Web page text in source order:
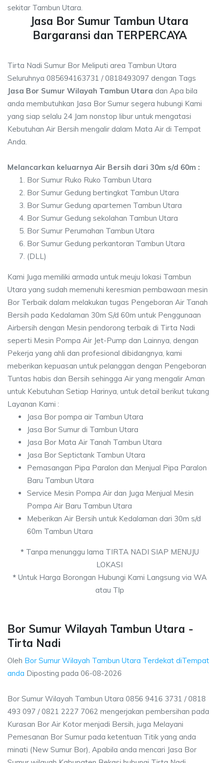
sekitar Tambun Utara.
Jasa Bor Sumur Tambun Utara
Bargaransi dan TERPERCAYA
Tirta Nadi Sumur Bor Meliputi area Tambun Utara
Seluruhnya 085694163731 / 0818493097 dengan Tags
Jasa Bor Sumur Wilayah Tambun Utara dan Apa bila
anda membutuhkan Jasa Bor Sumur segera hubungi Kami
yang siap selalu 24 Jam nonstop libur untuk mengatasi
Kebutuhan Air Bersih mengalir dalam Mata Air di Tempat
Anda.
Melancarkan keluarnya Air Bersih dari 30m s/d 60m :
Bor Sumur Ruko Ruko Tambun Utara
Bor Sumur Gedung bertingkat Tambun Utara
Bor Sumur Gedung apartemen Tambun Utara
Bor Sumur Gedung sekolahan Tambun Utara
Bor Sumur Perumahan Tambun Utara
Bor Sumur Gedung perkantoran Tambun Utara
(DLL)
Kami Juga memiliki armada untuk meuju lokasi Tambun
Utara yang sudah memenuhi keresmian pembawaan mesin
Bor Terbaik dalam melakukan tugas Pengeboran Air Tanah
Bersih pada Kedalaman 30m S/d 60m untuk Penggunaan
Airbersih dengan Mesin pendorong terbaik di Tirta Nadi
seperti Mesin Pompa Air Jet-Pump dan Lainnya, dengan
Pekerja yang ahli dan profesional dibidangnya, kami
meberikan kepuasan untuk pelanggan dengan Pengeboran
Tuntas habis dan Bersih sehingga Air yang mengalir Aman
untuk Kebutuhan Setiap Harinya, untuk detail berikut tukang
Layanan Kami :
Jasa Bor pompa air Tambun Utara
Jasa Bor Sumur di Tambun Utara
Jasa Bor Mata Air Tanah Tambun Utara
Jasa Bor Septictank Tambun Utara
Pemasangan Pipa Paralon dan Menjual Pipa Paralon
Baru Tambun Utara
Service Mesin Pompa Air dan Juga Menjual Mesin
Pompa Air Baru Tambun Utara
Meberikan Air Bersih untuk Kedalaman dari 30m s/d
60m Tambun Utara
*Tanpa menunggu lama TIRTA NADI SIAP MENUJU
LOKASI
*Untuk Harga Borongan Hubungi Kami Langsung via WA
atau Tlp
Bor Sumur Wilayah Tambun Utara -
Tirta Nadi
Oleh Bor Sumur Wilayah Tambun Utara Terdekat diTempat
anda Diposting pada 06-08-2026
Bor Sumur Wilayah Tambun Utara 0856 9416 3731 / 0818
493 097 / 0821 2227 7062 mengerjakan pembersihan pada
Kurasan Bor Air Kotor menjadi Bersih, juga Melayani
Pemesanan Bor Sumur pada ketentuan Titik yang anda
minati (New Sumur Bor), Apabila anda mencari Jasa Bor